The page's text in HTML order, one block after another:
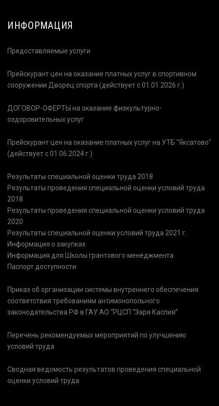
ИНФОРМАЦИЯ
Предоставляемые услуги
Прейскурант цен на оказание платных услуг в спортивном
сооружении Дворец спорта (действует с 01.01.2026 г.)
ДОГОВОР-ОФЕРТЫ на оказание физкультурно-
оздоровительных услуг
Прейскурант цен на оказание платных услуг на УТБ “Яксатово”
(действует с 01.06.2024 г.)
Результаты специальной оценки труда 2018
Результаты проведения специальной оценки условий труда
2018
Результаты проведения специальной оценки условий труда
2020
Результаты специальной оценки условий труда 2021 г.
Информация о закупках
Информация для Школы грантового менеджмента
Паспорт доступности
Приказ об организации системы внутреннего обеспечения
соответствия требованиям антимонопольного
законодательства РФ в ГАУ АО “РЦСП “Заря Каспия”
Перечень рекомендуемых мероприятий по улучшению
условий труда
Сводная ведомость результатов проведения специальной
оценки условий труда